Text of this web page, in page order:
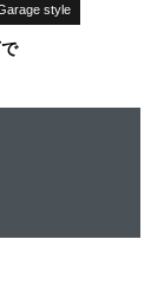
style